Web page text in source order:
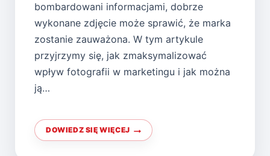
bombardowani informacjami, dobrze
wykonane zdjęcie może sprawić, że marka
zostanie zauważona. W tym artykule
przyjrzymy się, jak zmaksymalizować
wpływ fotografii w marketingu i jak można
ją…
DOWIEDZ SIĘ WIĘCEJ
MARKETING
WIZUALNY